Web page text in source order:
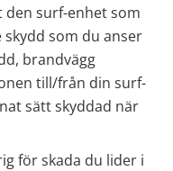
den surf-enhet som
som du anser
brandvägg
till/från din surf-
sätt skyddad när
för skada du lider i